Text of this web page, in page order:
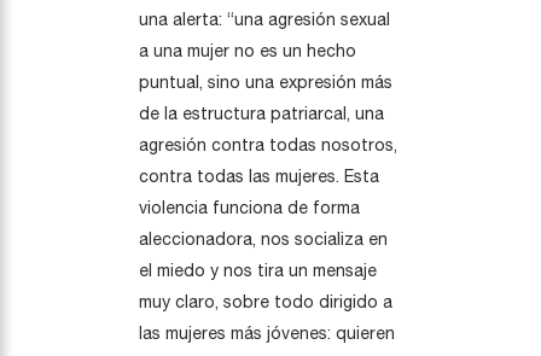
una alerta: “una agresión sexual
a una mujer no es un hecho
puntual, sino una expresión más
de la estructura patriarcal, una
agresión contra todas nosotros,
contra todas las mujeres. Esta
violencia funciona de forma
aleccionadora, nos socializa en
el miedo y nos tira un mensaje
muy claro, sobre todo dirigido a
las mujeres más jóvenes: quieren